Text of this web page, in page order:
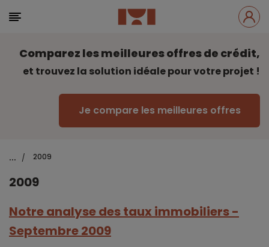
Comparez les meilleures offres de crédit,
et trouvez la solution idéale pour votre projet !
Je compare les meilleures offres
... / 2009
2009
Notre analyse des taux immobiliers -
Septembre 2009